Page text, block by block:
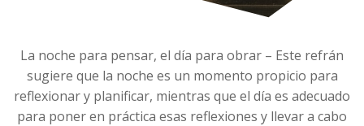
La noche para pensar, el día para obrar – Este refrán
sugiere que la noche es un momento propicio para
reflexionar y planificar, mientras que el día es adecuado
para poner en práctica esas reflexiones y llevar a cabo